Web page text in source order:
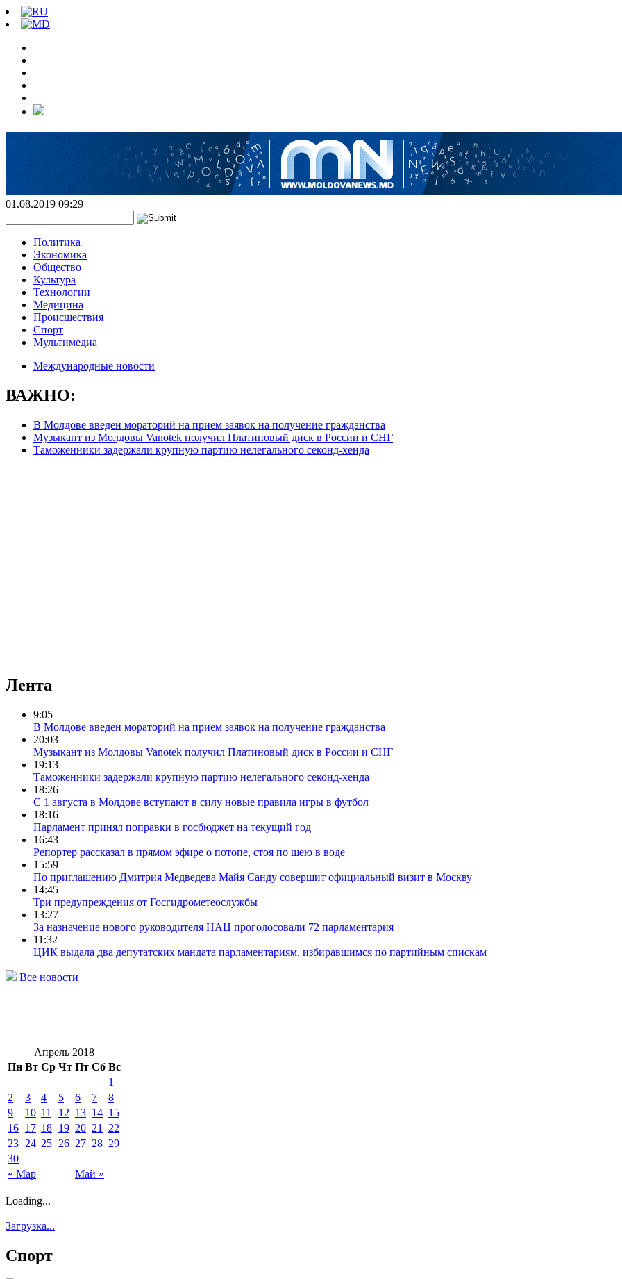
01.08.2019 09:29
Политика
Экономика
Общество
Культура
Технологии
Медицина
Происшествия
Спорт
Мультимедиа
Международные новости
ВАЖНО:
В Молдове введен мораторий на прием заявок на получение гражданства
Музыкант из Молдовы Vanotek получил Платиновый диск в России и СНГ
Таможенники задержали крупную партию нелегального секонд-хенда
Лента
9:05
В Молдове введен мораторий на прием заявок на получение гражданства
20:03
Музыкант из Молдовы Vanotek получил Платиновый диск в России и СНГ
19:13
Таможенники задержали крупную партию нелегального секонд-хенда
18:26
С 1 августа в Молдове вступают в силу новые правила игры в футбол
18:16
Парламент принял поправки в госбюджет на текущий год
16:43
Репортер рассказал в прямом эфире о потопе, стоя по шею в воде
15:59
По приглашению Дмитрия Медведева Майя Санду совершит официальный визит в Москву
14:45
Три предупреждения от Госгидрометеослужбы
13:27
За назначение нового руководителя НАЦ проголосовали 72 парламентария
11:32
ЦИК выдала два депутатских мандата парламентариям, избиравшимся по партийным спискам
Все новости
Апрель 2018
Пн Вт Ср Чт Пт Сб Вс
« Мар Май »
1
2
3 4 5 6 7
8
9
10 11 12 13 14 15
16 17 18 19 20 21
22
23 24 25 26 27 28 29
30
Loading...
Загрузка...
Спорт